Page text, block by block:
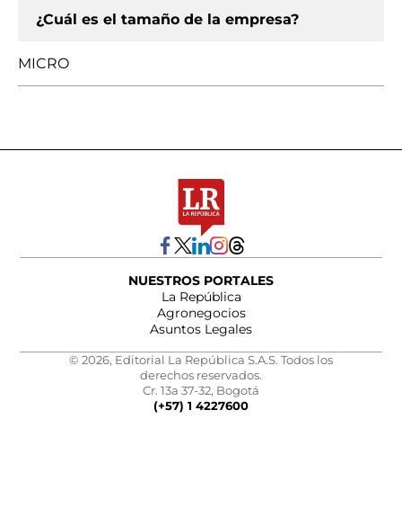
¿Cuál es el tamaño de la empresa?
MICRO
NUESTROS PORTALES
La República
Agronegocios
Asuntos Legales
© 2026, Editorial La República S.A.S. Todos los
derechos reservados.
Cr. 13a 37-32, Bogotá
(+57) 1 4227600